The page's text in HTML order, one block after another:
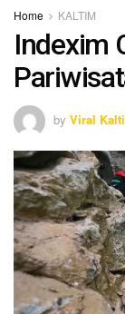
Home KALTIM
Indexim
by Viral